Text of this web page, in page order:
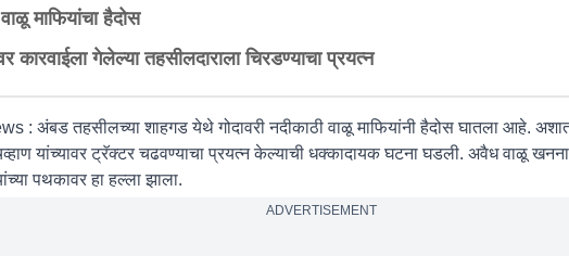
माफियांचा हैदोस
कारवाईला गेलेल्या तहसीलदाराला चिरडण्याचा प्रयत्न
: अंबड तहसीलच्या शाहगड येथे गोदावरी नदीकाठी वाळू माफियांनी हैदोस घातला आहे.
यांच्यावर ट्रॅक्टर चढवण्याचा प्रयत्न केल्याची धक्कादायक घटना घडली. अवैध वाळू
पथकावर हा हल्ला झाला.
ADVERTISEMENT